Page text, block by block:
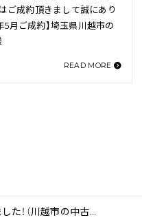
ご成約頂きまして誠にあり
月ご成約】埼玉県川越市の
READ MORE
た！（川越市の中古…